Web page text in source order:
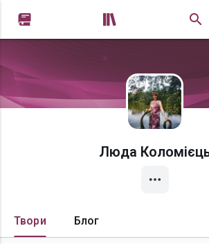

Люда
Твори Блог